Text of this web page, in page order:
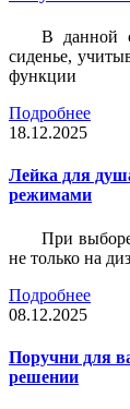
В данной
сиденье,
функции
Подробнее
18.12.2025
Лейка для
режимами
При
не только на
Подробнее
08.12.2025
Поручни для
решении